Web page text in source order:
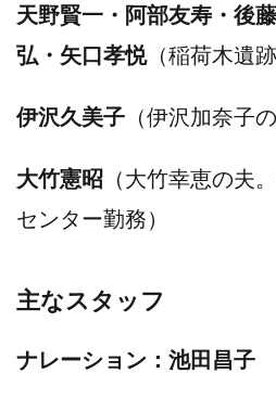
天野賢一・阿部友寿・後
弘・矢口孝悦（稲荷木遺
伊沢久美子 （伊沢加奈子
大竹憲昭 （大竹幸恵の夫
センター勤務）
主なスタッフ
ナレーション：池田昌子